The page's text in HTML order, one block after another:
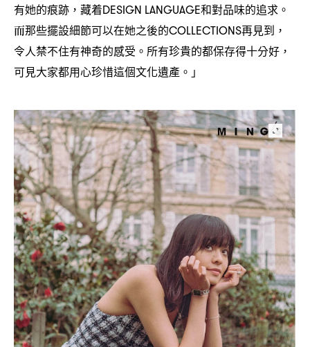
有她的痕跡 ， 藏着DESIGN LANGUAGE和對品味的追求。
而那些擺設細節可以在她之後的COLLECTIONS再見到 ，
令人禁不住有神奇的感受。所有珍貴的都保存得十分好 ，
可見大家都用心珍惜這個文化遺產。」